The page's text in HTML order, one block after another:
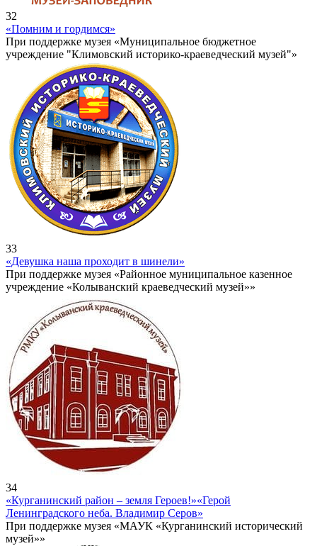
32
«Помним и гордимся»
При поддержке музея «Муниципальное бюджетное
учреждение "Климовский историко-краеведческий музей"»
33
«Девушка наша проходит в шинели»
При поддержке музея «Районное муниципальное казенное
учреждение «Колыванский краеведческий музей»»
34
«Курганинский район – земля Героев!»«Герой
Ленинградского неба. Владимир Серов»
При поддержке музея «МАУК «Курганинский исторический
музей»»